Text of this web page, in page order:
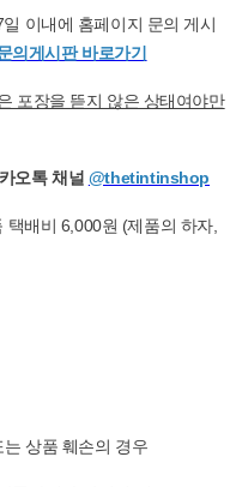
이내에 홈페이지 문의 게시
의게시판 바로가기
포장을 뜯지 않은 상태여야만
오톡 채널 @thetintinshop
배비 6,000원 (제품의 하자,
상품 훼손의 경우